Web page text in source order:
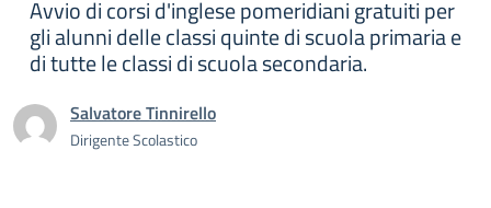
Avvio di corsi d'inglese pomeridiani gratuiti per
gli alunni delle classi quinte di scuola primaria e
di tutte le classi di scuola secondaria.
Salvatore Tinnirello
Dirigente Scolastico